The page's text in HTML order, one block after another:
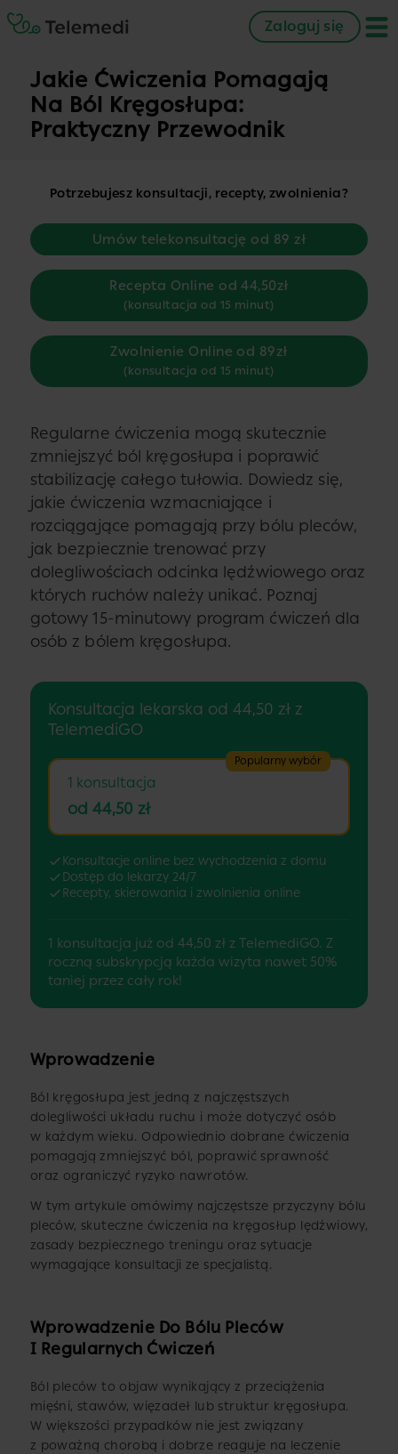
Zaloguj się
Jakie Ćwiczenia Pomagają
Na Ból Kręgosłupa:
Praktyczny Przewodnik
Potrzebujesz konsultacji, recepty, zwolnienia?
Umów telekonsultację od 89 zł
Recepta Online od 44,50zł
(konsultacja od 15 minut)
Zwolnienie Online od 89zł
(konsultacja od 15 minut)
Regularne ćwiczenia mogą skutecznie
zmniejszyć ból kręgosłupa i poprawić
stabilizację całego tułowia. Dowiedz się,
jakie ćwiczenia wzmacniające i
rozciągające pomagają przy bólu pleców,
jak bezpiecznie trenować przy
dolegliwościach odcinka lędźwiowego oraz
których ruchów należy unikać. Poznaj
gotowy 15-minutowy program ćwiczeń dla
osób z bólem kręgosłupa.
Konsultacja lekarska od 44,50 zł z
TelemediGO
Popularny wybór
1 konsultacja
od 44,50 zł
Konsultacje online bez wychodzenia z domu
Dostęp do lekarzy 24/7
Recepty, skierowania i zwolnienia online
1 konsultacja już od 44,50 zł z TelemediGO. Z
roczną subskrypcją każda wizyta nawet 50%
taniej przez cały rok!
Wprowadzenie
Ból kręgosłupa jest jedną z najczęstszych
dolegliwości układu ruchu i może dotyczyć osób
w każdym wieku. Odpowiednio dobrane ćwiczenia
pomagają zmniejszyć ból, poprawić sprawność
oraz ograniczyć ryzyko nawrotów.
W tym artykule omówimy najczęstsze przyczyny bólu
pleców, skuteczne ćwiczenia na kręgosłup lędźwiowy,
zasady bezpiecznego treningu oraz sytuacje
wymagające konsultacji ze specjalistą.
Wprowadzenie Do Bólu Pleców
I Regularnych Ćwiczeń
Ból pleców to objaw wynikający z przeciążenia
mięśni, stawów, więzadeł lub struktur kręgosłupa.
W większości przypadków nie jest związany
z poważną chorobą i dobrze reaguje na leczenie